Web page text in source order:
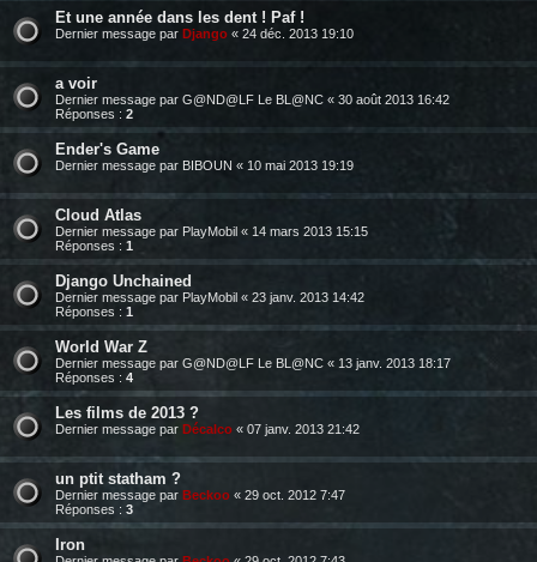
Et une année dans les dent ! Paf !
Dernier message par Django « 24 déc. 2013 19:10
a voir
Dernier message par G@ND@LF Le BL@NC « 30 août 2013 16:42
Réponses : 2
Ender's Game
Dernier message par BIBOUN « 10 mai 2013 19:19
Cloud Atlas
Dernier message par PlayMobil « 14 mars 2013 15:15
Réponses : 1
Django Unchained
Dernier message par PlayMobil « 23 janv. 2013 14:42
Réponses : 1
World War Z
Dernier message par G@ND@LF Le BL@NC « 13 janv. 2013 18:17
Réponses : 4
Les films de 2013 ?
Dernier message par Décalco « 07 janv. 2013 21:42
un ptit statham ?
Dernier message par Beckoo « 29 oct. 2012 7:47
Réponses : 3
Iron